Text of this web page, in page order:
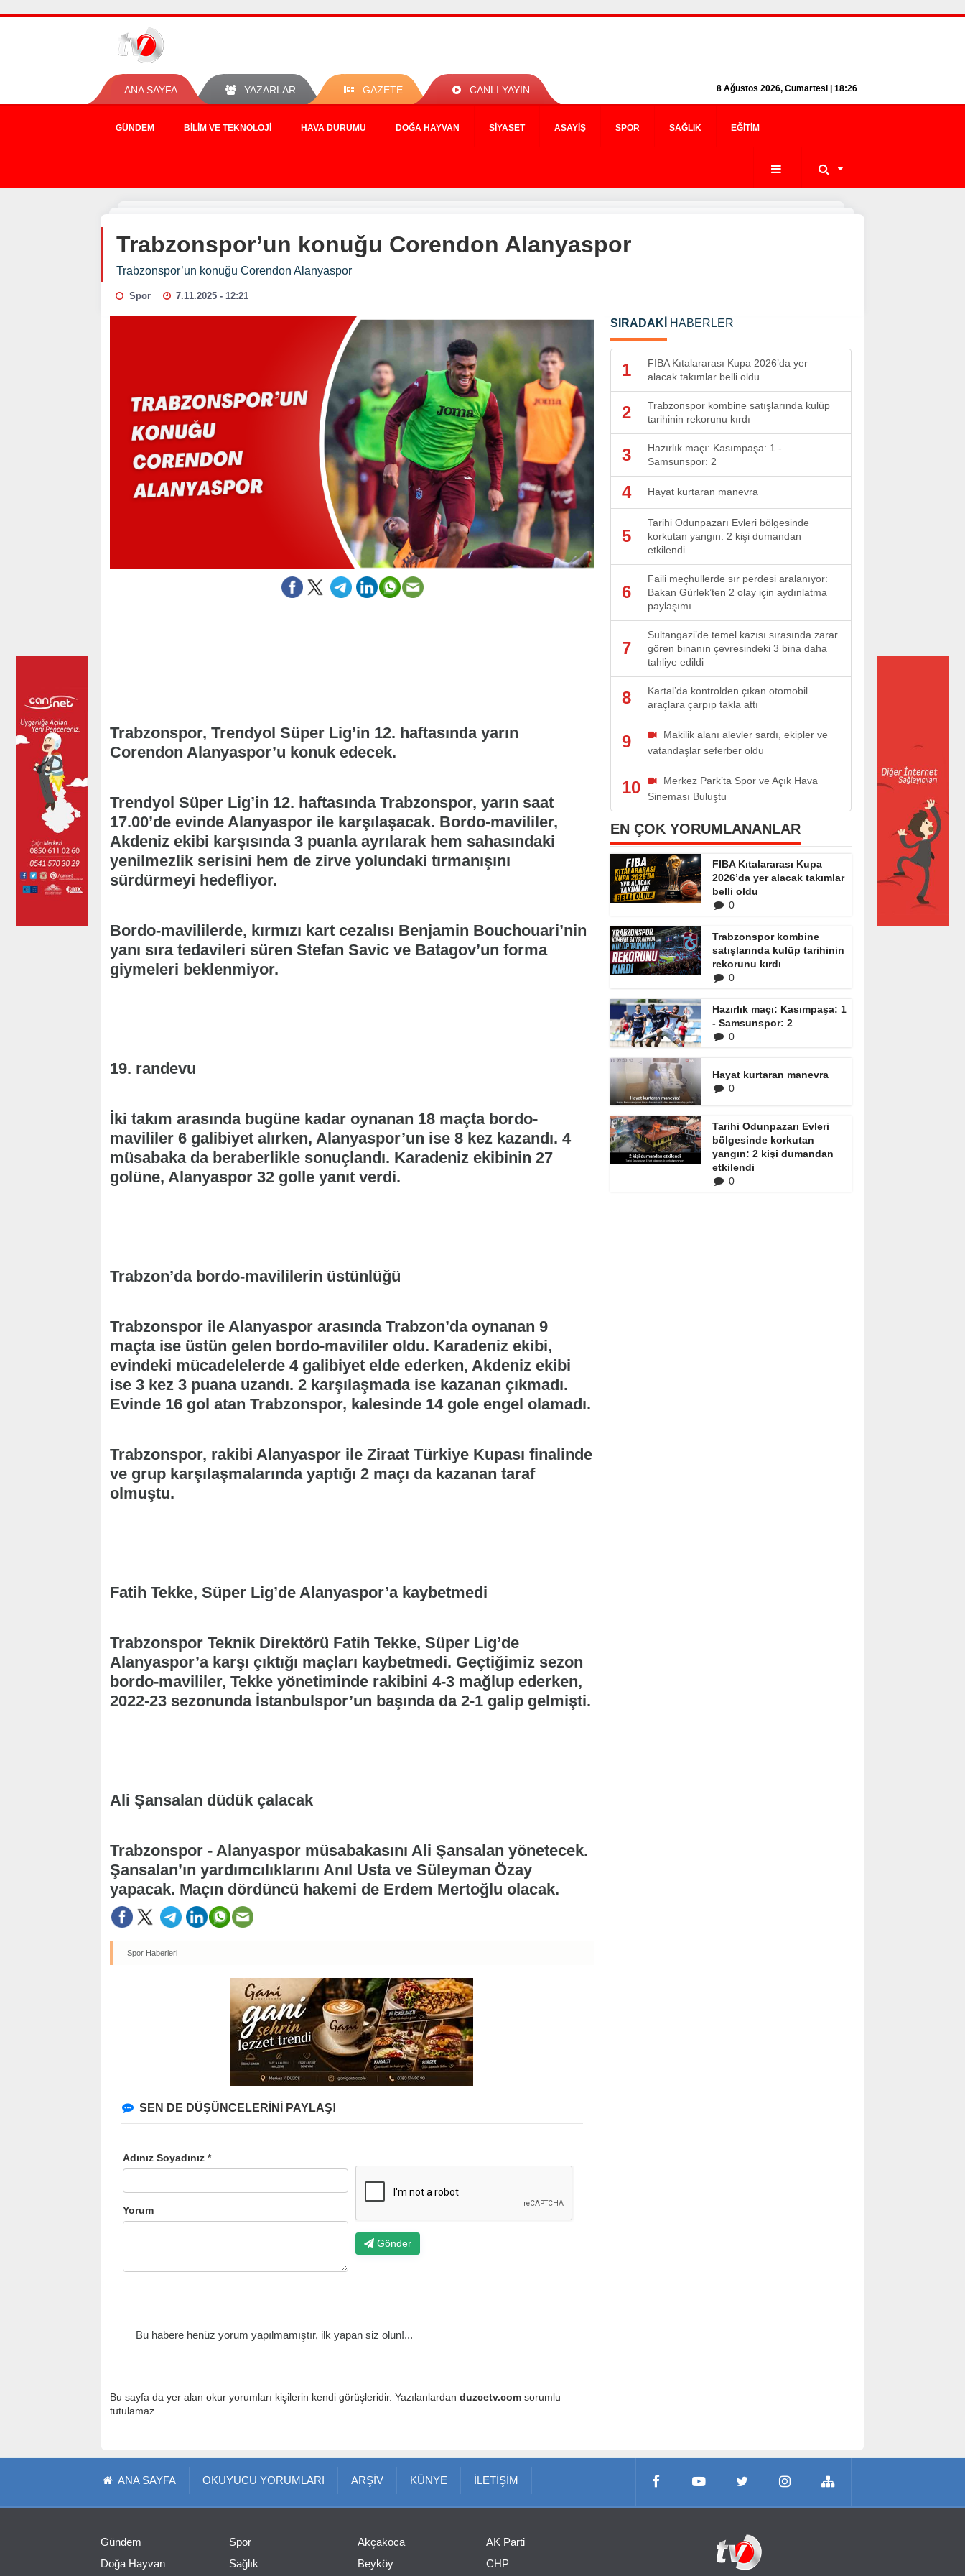
ANA SAYFA YAZARLAR GAZETE CANLI YAYIN 8 Ağustos 2026, Cumartesi | 18:27
GÜNDEM BILIM VE TEKNOLOJI HAVA DURUMU DOĞA HAYVAN SIYASET ASAYIŞ SPOR SAĞLIK EĞITIM
Trabzonspor’un konuğu Corendon Alanyaspor
Trabzonspor’un konuğu Corendon Alanyaspor
Spor 7.11.2025 - 12:21
Trabzonspor, Trendyol Süper Lig’in 12. haftasında yarın
Corendon Alanyaspor’u konuk edecek.
Trendyol Süper Lig’in 12. haftasında Trabzonspor, yarın saat
17.00’de evinde Alanyaspor ile karşılaşacak. Bordo-mavililer,
Akdeniz ekibi karşısında 3 puanla ayrılarak hem sahasındaki
yenilmezlik serisini hem de zirve yolundaki tırmanışını
sürdürmeyi hedefliyor.
Bordo-mavililerde, kırmızı kart cezalısı Benjamin Bouchouari’nin
yanı sıra tedavileri süren Stefan Savic ve Batagov’un forma
giymeleri beklenmiyor.
19. randevu
İki takım arasında bugüne kadar oynanan 18 maçta bordo-
mavililer 6 galibiyet alırken, Alanyaspor’un ise 8 kez kazandı. 4
müsabaka da beraberlikle sonuçlandı. Karadeniz ekibinin 27
golüne, Alanyaspor 32 golle yanıt verdi.
Trabzon’da bordo-mavililerin üstünlüğü
Trabzonspor ile Alanyaspor arasında Trabzon’da oynanan 9
maçta ise üstün gelen bordo-mavililer oldu. Karadeniz ekibi,
evindeki mücadelelerde 4 galibiyet elde ederken, Akdeniz ekibi
ise 3 kez 3 puana uzandı. 2 karşılaşmada ise kazanan çıkmadı.
Evinde 16 gol atan Trabzonspor, kalesinde 14 gole engel olamadı.
Trabzonspor, rakibi Alanyaspor ile Ziraat Türkiye Kupası finalinde
ve grup karşılaşmalarında yaptığı 2 maçı da kazanan taraf
olmuştu.
Fatih Tekke, Süper Lig’de Alanyaspor’a kaybetmedi
Trabzonspor Teknik Direktörü Fatih Tekke, Süper Lig’de
Alanyaspor’a karşı çıktığı maçları kaybetmedi. Geçtiğimiz sezon
bordo-mavililer, Tekke yönetiminde rakibini 4-3 mağlup ederken,
2022-23 sezonunda İstanbulspor’un başında da 2-1 galip gelmişti.
Ali Şansalan düdük çalacak
Trabzonspor - Alanyaspor müsabakasını Ali Şansalan yönetecek.
Şansalan’ın yardımcılıklarını Anıl Usta ve Süleyman Özay
yapacak. Maçın dördüncü hakemi de Erdem Mertoğlu olacak.
Spor Haberleri
SEN DE DÜŞÜNCELERİNİ PAYLAŞ!
Adınız Soyadınız *
Yorum
Gönder
Bu habere henüz yorum yapılmamıştır, ilk yapan siz olun!...
Bu sayfa da yer alan okur yorumları kişilerin kendi görüşleridir. Yazılanlardan duzcetv.com sorumlu
tutulamaz.
SIRADAKİ HABERLER
1
FIBA Kıtalararası Kupa 2026’da yer
alacak takımlar belli oldu
2
Trabzonspor kombine satışlarında kulüp
tarihinin rekorunu kırdı
3
Hazırlık maçı: Kasımpaşa: 1 -
Samsunspor: 2
4 Hayat kurtaran manevra
5
Tarihi Odunpazarı Evleri bölgesinde
korkutan yangın: 2 kişi dumandan
etkilendi
6
Faili meçhullerde sır perdesi aralanıyor:
Bakan Gürlek’ten 2 olay için aydınlatma
paylaşımı
7
Sultangazi’de temel kazısı sırasında zarar
gören binanın çevresindeki 3 bina daha
tahliye edildi
8
Kartal’da kontrolden çıkan otomobil
araçlara çarpıp takla attı
9
Makilik alanı alevler sardı, ekipler ve
vatandaşlar seferber oldu
10
Merkez Park’ta Spor ve Açık Hava
Sineması Buluştu
EN ÇOK YORUMLANANLAR
FIBA Kıtalararası Kupa
2026’da yer alacak takımlar
belli oldu
0
Trabzonspor kombine
satışlarında kulüp tarihinin
rekorunu kırdı
0
Hazırlık maçı: Kasımpaşa: 1
- Samsunspor: 2
0
Hayat kurtaran manevra
0
Tarihi Odunpazarı Evleri
bölgesinde korkutan
yangın: 2 kişi dumandan
etkilendi
0
ANA SAYFA OKUYUCU YORUMLARI ARŞİV KÜNYE İLETİŞİM
Gündem
Doğa Hayvan
Spor
Sağlık
Akçakoca
Beyköy
AK Parti
CHP